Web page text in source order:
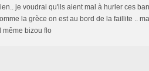
je voudrai qu'ils aient mal à hurler ces
la grèce on est au bord de la faillite ..
même bizou flo